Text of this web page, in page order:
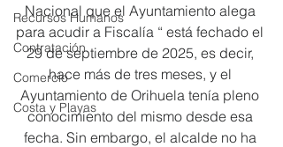
Recursos Humanos
Contratación
Comercio
Costa y Playas
Nacional que el Ayuntamiento alega
para acudir a Fiscalía “ está fechado el
29 de septiembre de 2025, es decir,
hace más de tres meses, y el
Ayuntamiento de Orihuela tenía pleno
conocimiento del mismo desde esa
fecha. Sin embargo, el alcalde no ha